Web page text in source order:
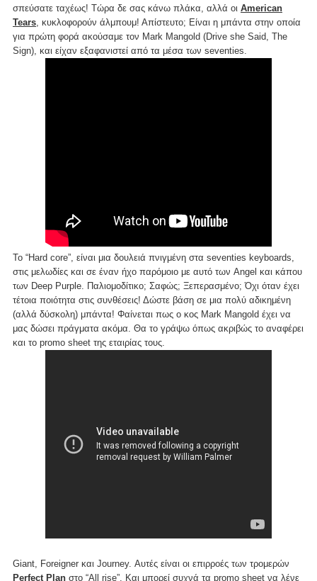
σπεύσατε ταχέως! Τώρα δε σας κάνω πλάκα, αλλά οι American
Tears , κυκλοφορούν άλμπουμ! Απίστευτο; Είναι η μπάντα στην οποία
για πρώτη φορά ακούσαμε τον Mark Mangold (Drive she Said, The
Sign), και είχαν εξαφανιστεί από τα μέσα των seventies.
Το “Hard core”, είναι μια δουλειά πνιγμένη στα seventies keyboards,
στις μελωδίες και σε έναν ήχο παρόμοιο με αυτό των Angel και κάπου
των Deep Purple. Παλιομοδίτικο; Σαφώς; Ξεπερασμένο; Όχι όταν έχει
τέτοια ποιότητα στις συνθέσεις! Δώστε βάση σε μια πολύ αδικημένη
(αλλά δύσκολη) μπάντα! Φαίνεται πως ο κος Μark Mangold έχει να
μας δώσει πράγματα ακόμα. Θα το γράψω όπως ακριβώς το αναφέρει
και το promo sheet της εταιρίας τους.
Giant, Foreigner και Journey. Αυτές είναι οι επιρροές των τρομερών
Perfect Plan στο “All rise”. Και μπορεί συχνά τα promo sheet να λένε